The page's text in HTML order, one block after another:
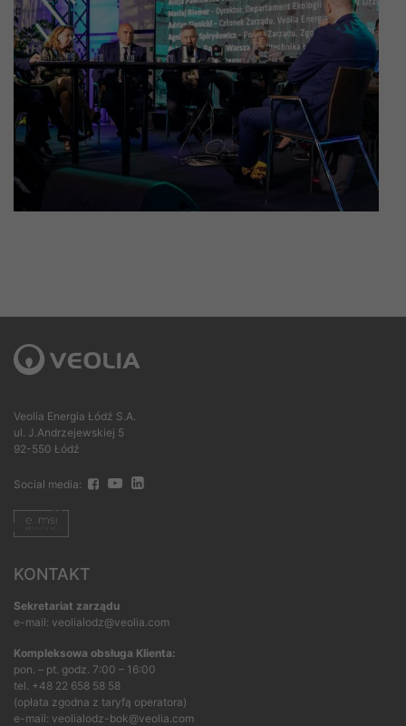
Veolia Energia Łódź S.A.
ul. J.Andrzejewskiej 5
92-550 Łódź
Social media:
KONTAKT
Sekretariat zarządu
e-mail: veolialodz@veolia.com
Kompleksowa obsługa Klienta:
pon. – pt. godz. 7:00 – 16:00
tel. +48 22 658 58 58
(opłata zgodna z taryfą operatora)
e-mail: veolialodz-bok@veolia.com